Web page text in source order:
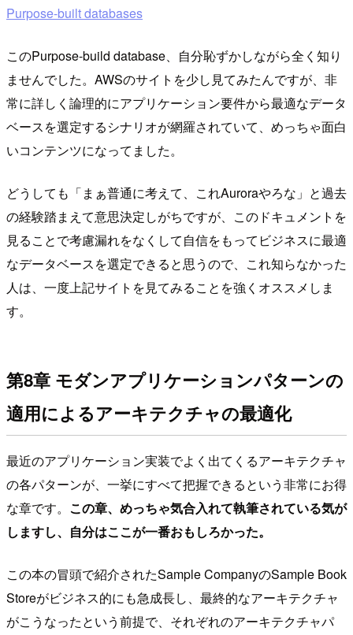
Purpose-built databases
このPurpose-build database、自分恥ずかしながら全く知り
ませんでした。AWSのサイトを少し見てみたんですが、非
常に詳しく論理的にアプリケーション要件から最適なデータ
ベースを選定するシナリオが網羅されていて、めっちゃ面白
いコンテンツになってました。
どうしても「まぁ普通に考えて、これAuroraやろな」と過去
の経験踏まえて意思決定しがちですが、このドキュメントを
見ることで考慮漏れをなくして自信をもってビジネスに最適
なデータベースを選定できると思うので、これ知らなかった
人は、一度上記サイトを見てみることを強くオススメしま
す。
第8章 モダンアプリケーションパターンの
適用によるアーキテクチャの最適化
最近のアプリケーション実装でよく出てくるアーキテクチャ
の各パターンが、一挙にすべて把握できるという非常にお得
な章です。 この章、めっちゃ気合入れて執筆されている気が
しますし、自分はここが一番おもしろかった。
この本の冒頭で紹介されたSample CompanyのSample Book
Storeがビジネス的にも急成長し、最終的なアーキテクチャ
がこうなったという前提で、それぞれのアーキテクチャパ